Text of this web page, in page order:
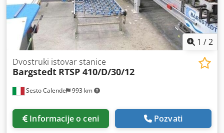
1 /2
Sesto Calende 993 km
Dvostruki istovar stanice
Bargstedt RTSP 410/D/30/12
Informacije o ceni Pozvati